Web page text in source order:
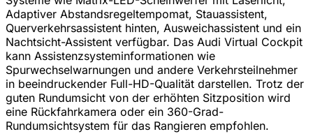
Adaptiver Abstandsregeltempomat, Stauassistent,
Querverkehrsassistent hinten, Ausweichassistent und ein
Nachtsicht-Assistent verfügbar. Das Audi Virtual Cockpit
kann Assistenzsysteminformationen wie
Spurwechselwarnungen und andere Verkehrsteilnehmer
in beeindruckender Full-HD-Qualität darstellen. Trotz der
guten Rundumsicht von der erhöhten Sitzposition wird
eine Rückfahrkamera oder ein 360-Grad-
Rundumsichtsystem für das Rangieren empfohlen.